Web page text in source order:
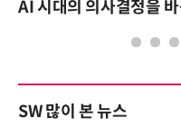
SW 많이 본 뉴스